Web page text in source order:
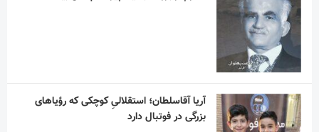
آریا آقاسلطان؛ استقلالیِ کوچکی که رؤیاهای
بزرگی در فوتبال دارد